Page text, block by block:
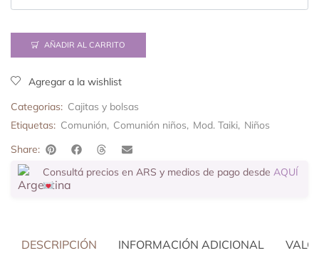
AÑADIR AL CARRITO
Agregar a la wishlist
Categorias: Cajitas y bolsas
Etiquetas: Comunión, Comunión niños, Mod. Taiki, Niños
Share:
Consultá precios en ARS y medios de pago desde AQUÍ
DESCRIPCIÓN INFORMACIÓN ADICIONAL